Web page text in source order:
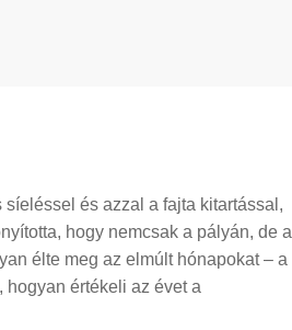
és azzal a fajta kitartással,
hogy nemcsak a pályán, de a
élte meg az elmúlt hónapokat – a
értékeli az évet a